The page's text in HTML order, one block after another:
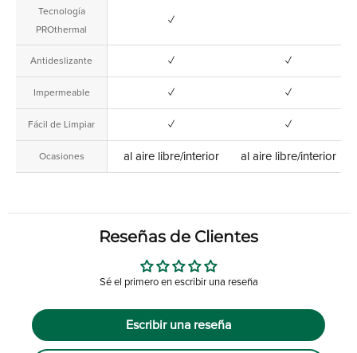
Tecnología
PROthermal
✓
Antideslizante ✓ ✓
Impermeable ✓ ✓
Fácil de Limpiar ✓ ✓
Ocasiones al aire libre/interior al aire libre/interior
Reseñas de Clientes
Sé el primero en escribir una reseña
Escribir una reseña